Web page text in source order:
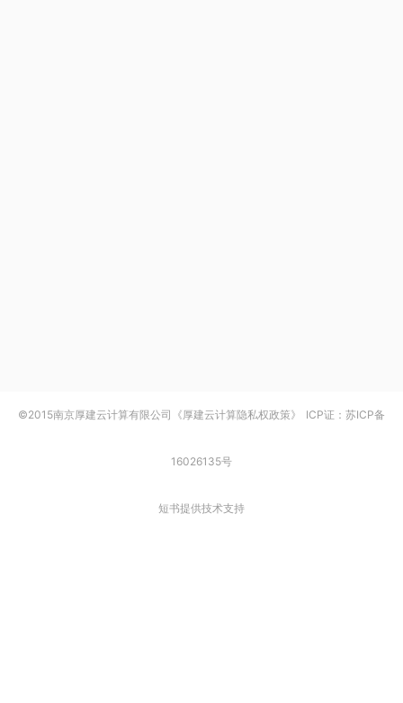
©2015南京厚建云计算有限公司《厚建云计算隐私权政策》 ICP证：苏ICP备
16026135号
短书提供技术支持